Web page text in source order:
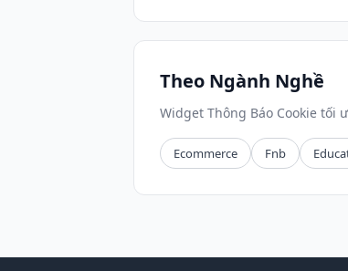
Theo Ngành Nghề
Widget Thông Báo Cookie tối
Ecommerce Fnb